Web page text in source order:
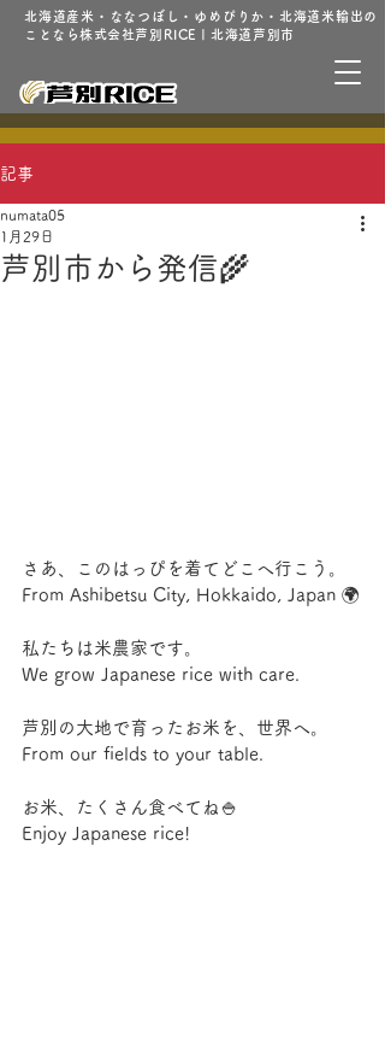
北海道産米・ななつぼし・ゆめぴりか・北海道米輸出の
ことなら株式会社芦別RICE | 北海道芦別市
記事
芦別市から発信🌾
numata05
1月29日
さあ、このはっぴを着てどこへ行こう。
From Ashibetsu City, Hokkaido, Japan 🌍
私たちは米農家です。
We grow Japanese rice with care.
芦別の大地で育ったお米を、世界へ。
From our fields to your table.
お米、たくさん食べてね🍚
Enjoy Japanese rice!